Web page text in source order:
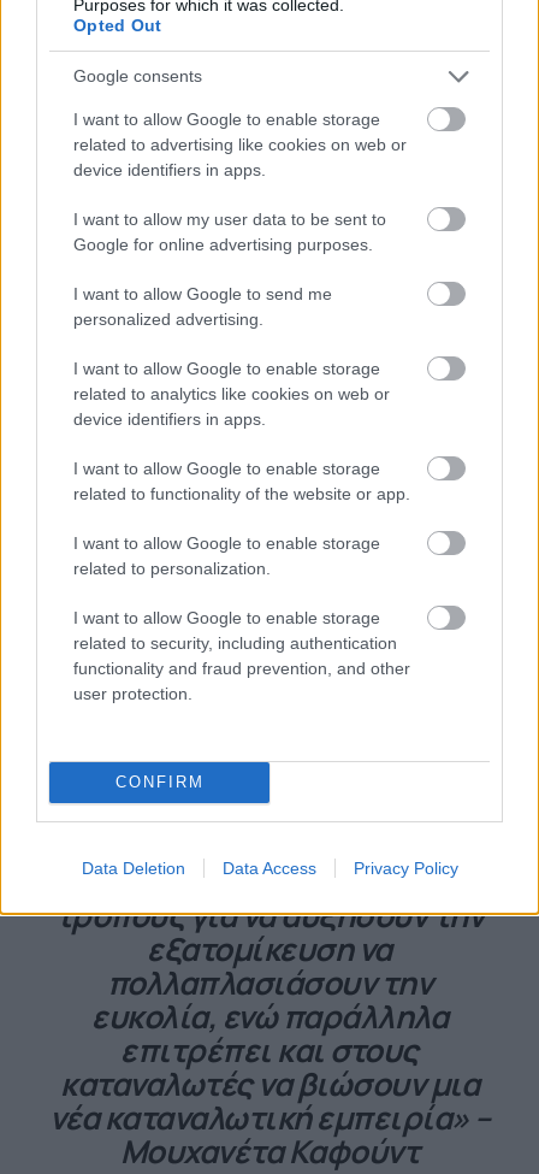
Purposes for which it was collected.
Opted Out
Google consents
I want to allow Google to enable storage
related to advertising like cookies on web or
device identifiers in apps.
I want to allow my user data to be sent to
Google for online advertising purposes.
I want to allow Google to send me
personalized advertising.
I want to allow Google to enable storage
related to analytics like cookies on web or
device identifiers in apps.
I want to allow Google to enable storage
related to functionality of the website or app.
I want to allow Google to enable storage
related to personalization.
I want to allow Google to enable storage
related to security, including authentication
functionality and fraud prevention, and other
user protection.
CONFIRM
Data Deletion Data Access Privacy Policy
προεπισκόπηση αντικειμένων σε φυσικό
μέγεθος. Μπορείτε για παράδειγμα να βλέπετε
ταιριάζουν έπιπλα στο σαλόνι
λέγοντας (και βλέποντας μέσω μιας οθόνης).
Όλα αυτά σε τρεις διαστάσεις και σε πραγματική
Κι αν αυτές οι λύσεις φαντάζουν ιδανικές για
περιόδους που δεν μπορείτε ή δεν θέλετε να
επισκεφθείτε ένα κατάστημα, ασφαλώς θα
τεχνολογίας για το μέλλον. Όσο μάλιστα
βελτιώνεται και γίνεται πιο αξιόπιστη, τόσο θα
ενισχύονται οι πωλήσεις πιο «δύσκολων» ειδών
μέσω ηλεκτρονικών καταστημάτων.
«Το λιανεμπόριο είναι ένας
τομέας όπου η AR φέρνει
πραγματική επανάσταση.
Κυρίως στον τρόπο που
ψωνίζουμε, καθώς γεφυρώνει
φυσικού κόσμου. Μια ριζική
αναθεώρηση της έννοιας του
καταστήματος θα προσφέρει
στα καταστήματα νέους
τρόπους για να αυξήσουν την
εξατομίκευση να
πολλαπλασιάσουν την
ευκολία, ενώ παράλληλα
επιτρέπει και στους
καταναλωτές να βιώσουν μια
νέα καταναλωτική εμπειρία» –
Μουχανέτα Καφούντ